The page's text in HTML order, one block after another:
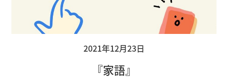
2021年12月23日
『家語』